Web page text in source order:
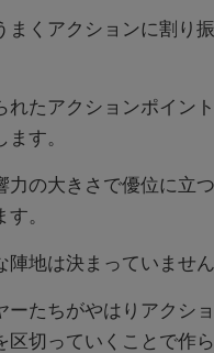
まくアクションに割り
れたアクションポイン
す。
力の大きさで優位に立
。
地は決まっていません
たちがやはりアクシ
区切っていくことで作